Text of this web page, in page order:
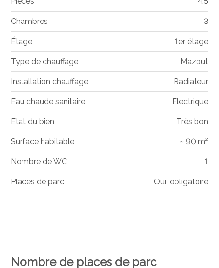
Chambres 3
Étage 1er étage
Type de chauffage Mazout
Installation chauffage Radiateur
Eau chaude sanitaire Electrique
Etat du bien Très bon
Surface habitable ~ 90 m²
Nombre de WC 1
Places de parc Oui, obligatoire
Nombre de places de parc